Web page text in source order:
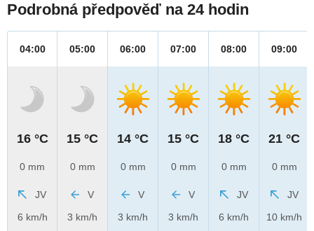
Podrobná předpověď na 24 hodin
04:00
16 °C
0 mm
JV
6 km/h
05:00
15 °C
0 mm
V
3 km/h
06:00
14 °C
0 mm
V
3 km/h
07:00
15 °C
0 mm
V
3 km/h
08:00
18 °C
0 mm
JV
6 km/h
09:00
21 °C
0 mm
JV
10 km/h